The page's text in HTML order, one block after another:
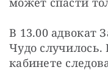
В 13.00 адвокат
Чудо
кабинете